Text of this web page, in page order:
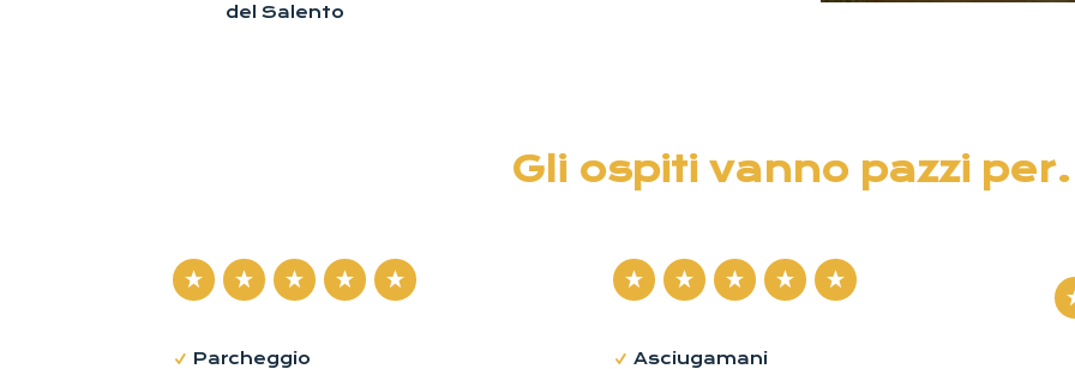
del Salento
Gli ospiti vanno pazzi
Parcheggio Asciugamani